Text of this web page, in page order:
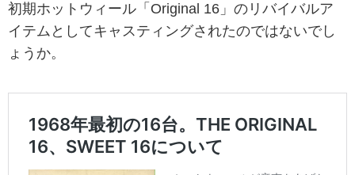
初期ホットウィール「Original 16」のリバイバルア
イテムとしてキャスティングされたのではないでし
ょうか。